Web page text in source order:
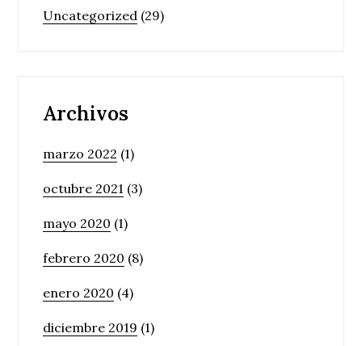
Uncategorized (29)
Archivos
marzo 2022 (1)
octubre 2021 (3)
mayo 2020 (1)
febrero 2020 (8)
enero 2020 (4)
diciembre 2019 (1)